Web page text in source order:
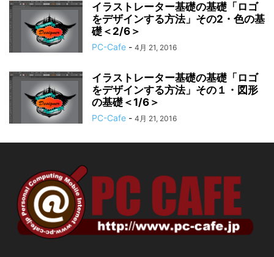
イラストレーター基礎の基礎「ロゴ
をデザインする方法」その2・色の基
礎＜2/6＞
PC-Cafe - 4月 21, 2016
イラストレーター基礎の基礎「ロゴ
をデザインする方法」その１・図形
の基礎＜1/6＞
PC-Cafe - 4月 21, 2016